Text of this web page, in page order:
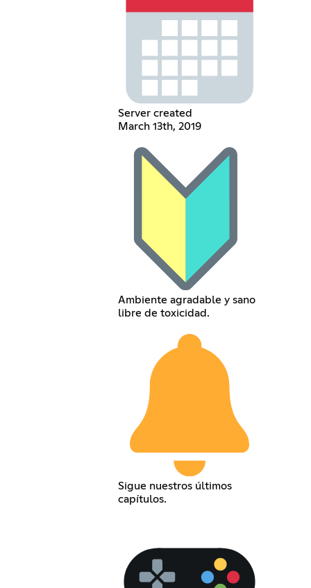
Server created
March 13th, 2019
Ambiente agradable y sano
libre de toxicidad.
Sigue nuestros últimos
capítulos.